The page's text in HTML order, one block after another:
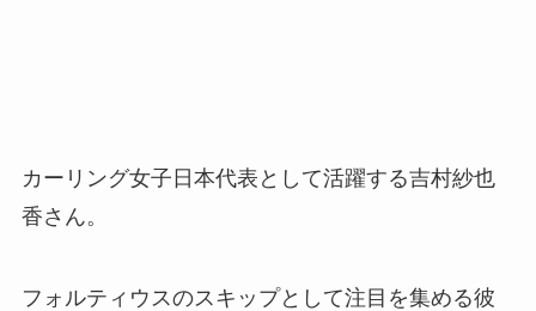
カーリング女子日本代表として活躍する吉村紗也
香さん。
フォルティウスのスキップとして注目を集める彼